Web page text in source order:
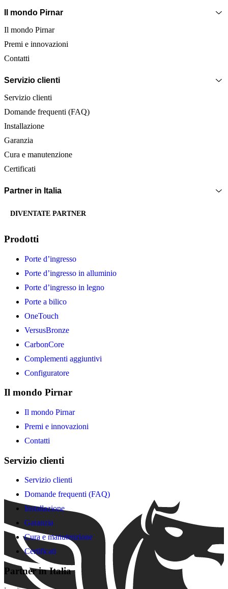
Il mondo Pirnar
Il mondo Pirnar
Premi e innovazioni
Contatti
Servizio clienti
Servizio clienti
Domande frequenti (FAQ)
Installazione
Garanzia
Cura e manutenzione
Certificati
Partner in Italia
DIVENTATE PARTNER
Prodotti
Porte d’ingresso
Porte d’ingresso in alluminio
Porte d’ingresso in legno
Porte a bilico
OneTouch
VersusBronze
CarbonCore
Complementi aggiuntivi
Configuratore
Il mondo Pirnar
Il mondo Pirnar
Premi e innovazioni
Contatti
Servizio clienti
Servizio clienti
Domande frequenti (FAQ)
Installazione
Garanzia
Cura e manutenzione
Certificati
Partner in Italia